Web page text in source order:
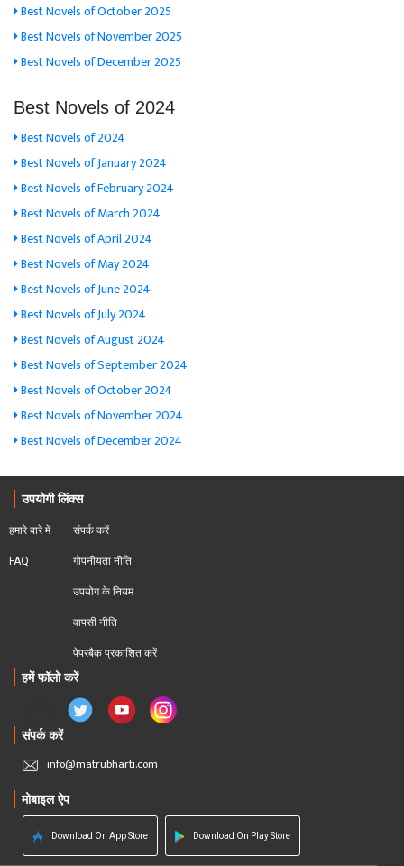
Best Novels of October 2025
Best Novels of November 2025
Best Novels of December 2025
Best Novels of 2024
Best Novels of 2024
Best Novels of January 2024
Best Novels of February 2024
Best Novels of March 2024
Best Novels of April 2024
Best Novels of May 2024
Best Novels of June 2024
Best Novels of July 2024
Best Novels of August 2024
Best Novels of September 2024
Best Novels of October 2024
Best Novels of November 2024
Best Novels of December 2024
उपयोगी लिंक्स
हमारे बारे में
FAQ
संपर्क करें
गोपनीयता नीति
उपयोग के नियम
वापसी नीति
पेपरबैक प्रकाशित करें
हमें फॉलो करें
संपर्क करें
info@matrubharti.com
मोबाइल ऐप
Download On App Store Download On Play Store